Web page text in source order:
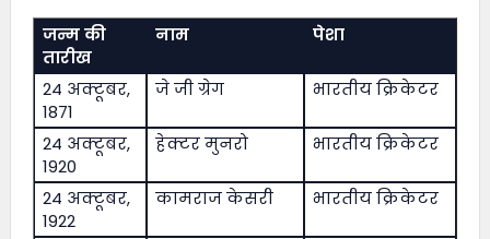
जन्म की
तारीख
नाम पेशा
24 अक्टूबर,
1871
जे जी ग्रेग भारतीय क्रिकेटर
24 अक्टूबर,
1920
हेक्टर मुनरो भारतीय क्रिकेटर
24 अक्टूबर,
1922
कामराज केसरी भारतीय क्रिकेटर